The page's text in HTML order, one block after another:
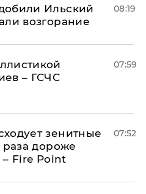
Ильский
возгорание
08:19
– ГСЧС
07:59
зенитные
раза дороже
– Fire Point
07:52